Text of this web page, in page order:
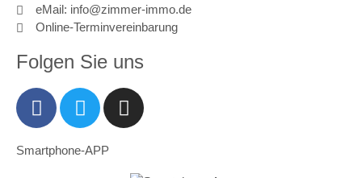
eMail: info@zimmer-immo.de
Online-Terminvereinbarung
Folgen Sie uns
Smartphone-APP